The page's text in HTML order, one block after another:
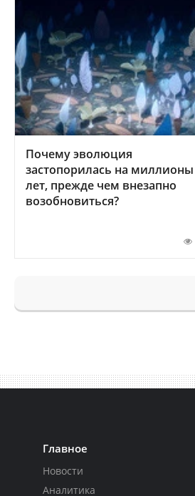
Почему эволюция
застопорилась на миллионы
лет, прежде чем внезапно
возобновиться?
Главное
Новости
Аналитика